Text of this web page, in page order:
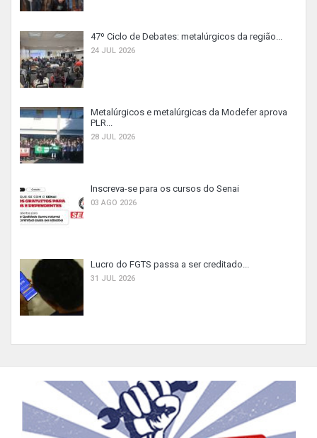
47º Ciclo de Debates: metalúrgicos da região...
24 JUL 2026
Metalúrgicos e metalúrgicas da Modefer aprova
PLR...
28 JUL 2026
Inscreva-se para os cursos do Senai
03 AGO 2026
Lucro do FGTS passa a ser creditado...
31 JUL 2026